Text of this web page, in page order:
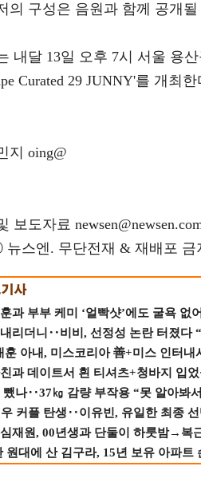
의 구성은 음원과 함께 공개
내달 13일 오후 7시 서울 용
Curated 29 JUNNY'를 개최한
지 oing@
보도자료
스엔. 무단전재 & 재배포 금
과 부부 케미 ‘얼빡샷’에도 굴욕 없어
리더니‥비비, 선정성 논란 터졌다
훈 아내, 미스코리아 善+미스 인터
과 데이트서 흰 티셔츠+청바지 입
뺐나‥37㎏ 감량 부작용 “못 알아봐
커플 탄생‥이유빈, 유일한 최종
재원, 00년생과 단둘이 하룻밤→복
원대에 산 김구라, 15년 보유 아파트